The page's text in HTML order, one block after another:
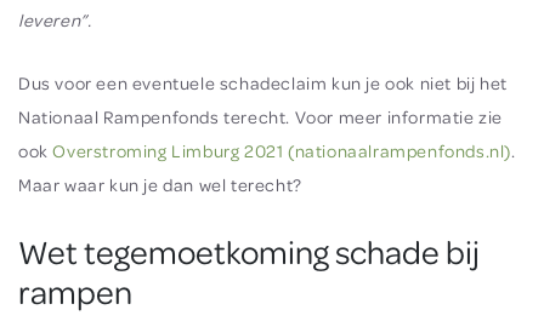
leveren”.
Dus voor een eventuele schadeclaim kun je ook niet bij het
Nationaal Rampenfonds terecht. Voor meer informatie zie
ookOverstroming Limburg 2021 (nationaalrampenfonds.nl).
Maar waar kun je dan wel terecht?
Wet tegemoetkoming schade bij
rampen